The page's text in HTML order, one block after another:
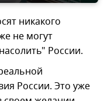
никакого
не могут
России.
России. Это уже